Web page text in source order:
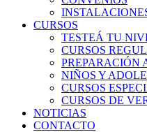
CURSOS
TESTEÁ TU
CURSOS
PREPARACIÓN
NIÑOS Y
CURSOS
CURSOS DE
NOTICIAS
CONTACTO